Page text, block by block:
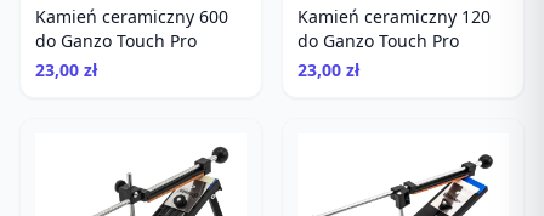
Kamień ceramiczny 600
do Ganzo Touch Pro
23,00 zł
Kamień ceramiczny 120
do Ganzo Touch Pro
23,00 zł